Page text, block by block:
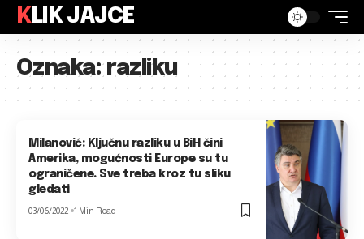
KLIK JAJCE
Oznaka:razliku
Milanović: Ključnu razliku u BiH čini
Amerika, mogućnosti Europe su tu
ograničene. Sve treba kroz tu sliku
gledati
03/06/2022 1 Min Read